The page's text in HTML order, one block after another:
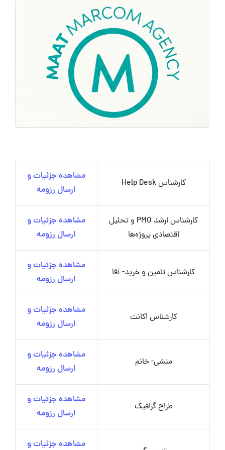
کارشناس Help Desk
مشاهده جزئیات و
ارسال رزومه
کارشناس ارشد PMO و تحلیل
اقتصادی پروژه‌ها
مشاهده جزئیات و
ارسال رزومه
کارشناس تامین و خرید- آقا
مشاهده جزئیات و
ارسال رزومه
کارشناس اکانت
مشاهده جزئیات و
ارسال رزومه
منشی- خانم
مشاهده جزئیات و
ارسال رزومه
طراح گرافیک
مشاهده جزئیات و
ارسال رزومه
مشاهده جزئیات و